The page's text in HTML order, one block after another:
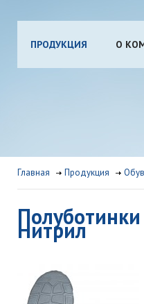
ПРОДУКЦИЯ О
Главная Продукция
Нитрил